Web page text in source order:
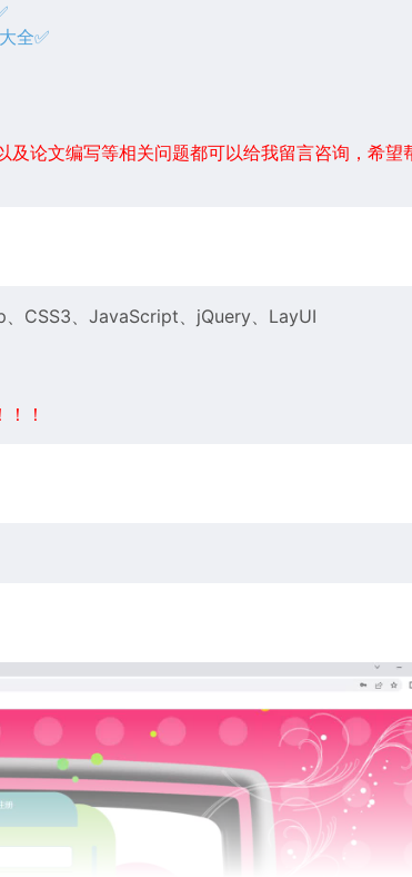
全✅
论文编写等相关问题都可以给我留言咨询，希望
CSS3、JavaScript、jQuery、LayUI
！